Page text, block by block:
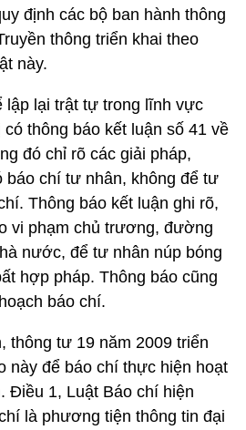
định các bộ ban hành thông
thông triển khai theo
này.
lập lại trật tự trong lĩnh vực
thông báo kết luận số 41 về
đó chỉ rõ các giải pháp,
báo chí tư nhân, không để tư
Thông báo kết luận ghi rõ,
vi phạm chủ trương, đường
nước, để tư nhân núp bóng
hợp pháp. Thông báo cũng
báo chí.
thông tư 19 năm 2009 triển
này để báo chí thực hiện hoạt
Điều 1, Luật Báo chí hiện
là phương tiện thông tin đại